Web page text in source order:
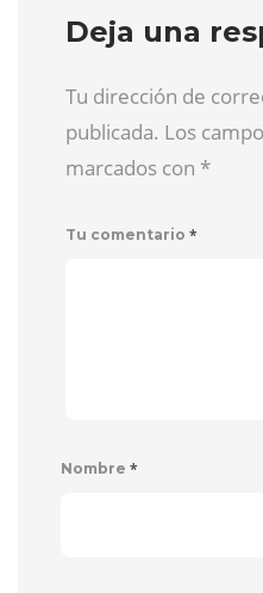
Deja una
Tu dirección de
publicada. Los
marcados con *
Tu comentario *
Nombre *